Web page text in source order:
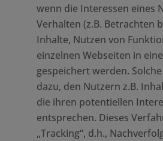
wenn die Interessen eines
Verhalten (z.B. Betrachten
Inhalte, Nutzen von
einzelnen Webseiten in
gespeichert werden.
dazu, den Nutzern z.B.
die ihren potentiellen
entsprechen. Dieses
„Tracking“, d.h.,